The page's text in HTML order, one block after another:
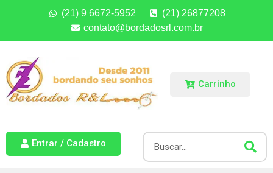
(21) 9 6672-5952
(21) 26877208
contato@bordadosrl.com.br
Carrinho
Entrar / Cadastro